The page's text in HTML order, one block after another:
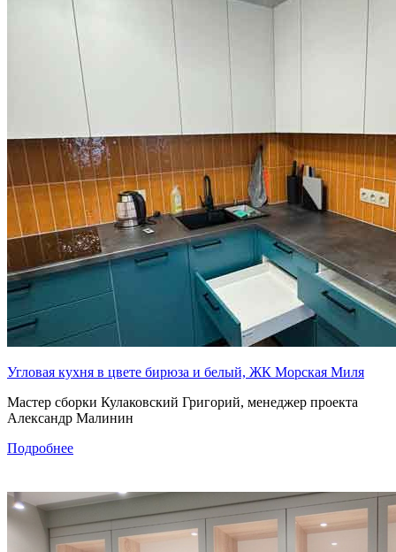
Угловая кухня в цвете бирюза и белый, ЖК Морская Миля
Мастер сборки Кулаковский Григорий, менеджер проекта
Александр Малинин
Подробнее